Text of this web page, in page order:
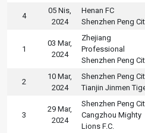
4
05 Nis,
2024
Henan FC
Shenzhen Peng
1
03 Mar,
2024
Zhejiang
Professional
Shenzhen Peng
2
10 Mar,
2024
Shenzhen Peng
Tianjin Jinmen
3
29 Mar,
2024
Shenzhen Peng
Cangzhou Mighty
Lions F.C.